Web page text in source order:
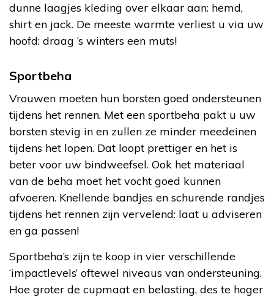
dunne laagjes kleding over elkaar aan: hemd,
shirt en jack. De meeste warmte verliest u via uw
hoofd: draag ’s winters een muts!
Sportbeha
Vrouwen moeten hun borsten goed ondersteunen
tijdens het rennen. Met een sportbeha pakt u uw
borsten stevig in en zullen ze minder meedeinen
tijdens het lopen. Dat loopt prettiger en het is
beter voor uw bindweefsel. Ook het materiaal
van de beha moet het vocht goed kunnen
afvoeren. Knellende bandjes en schurende randjes
tijdens het rennen zijn vervelend: laat u adviseren
en ga passen!
Sportbeha’s zijn te koop in vier verschillende
‘impactlevels’ oftewel niveaus van ondersteuning.
Hoe groter de cupmaat en belasting, des te hoger